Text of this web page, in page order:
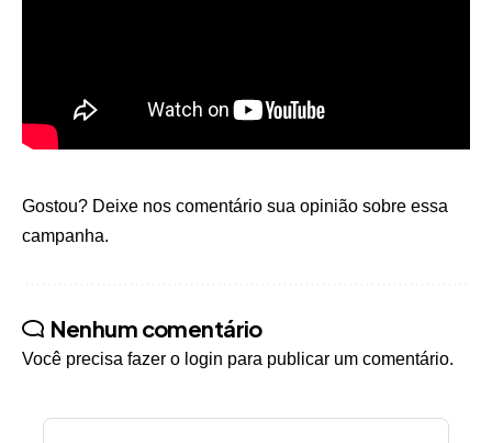
Gostou? Deixe nos comentário sua opinião sobre essa
campanha.
Nenhum comentário
Você precisa fazer o login para publicar um comentário.